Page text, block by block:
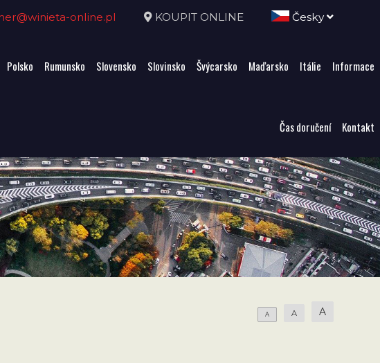
online.pl KOUPIT ONLINE Česky
Polsko Rumunsko Slovensko Slovinsko Švýcarsko Maďarsko Itálie Informace
Čas doručení Kontakt
A A A